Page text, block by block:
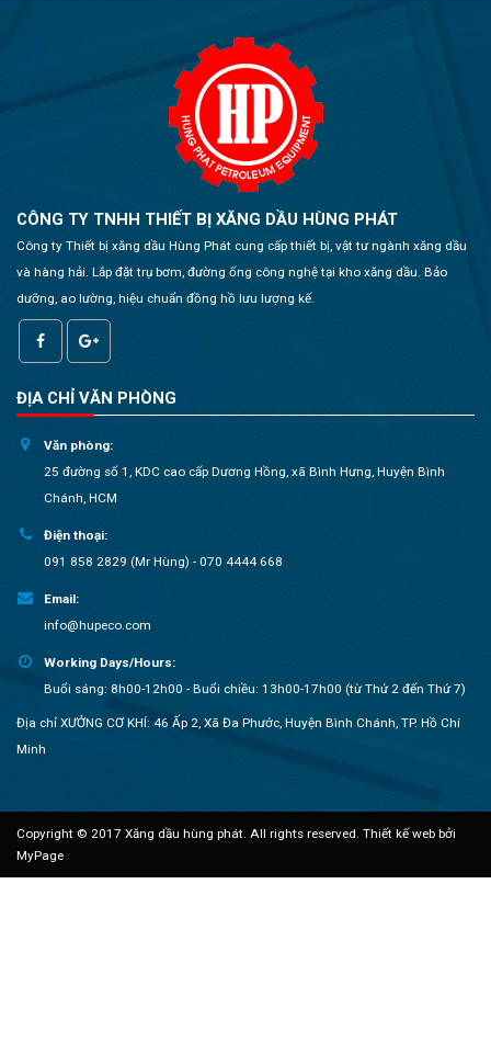
CÔNG TY TNHH THIẾT BỊ XĂNG DẦU HÙNG PHÁT
Công ty Thiết bị xăng dầu Hùng Phát cung cấp thiết bị, vật tư ngành xăng dầu
và hàng hải. Lắp đặt trụ bơm, đường ống công nghệ tại kho xăng dầu. Bảo
dưỡng, ao lường, hiệu chuẩn đồng hồ lưu lượng kế.
ĐỊA CHỈ VĂN PHÒNG
Văn phòng:
25 đường số 1, KDC cao cấp Dương Hồng, xã Bình Hưng, Huyện Bình
Chánh, HCM
Điện thoại:
091 858 2829 (Mr Hùng) - 070 4444 668
Email:
info@hupeco.com
Working Days/Hours:
Buổi sáng: 8h00-12h00 - Buổi chiều: 13h00-17h00 (từ Thứ 2 đến Thứ 7)
Địa chỉ XƯỞNG CƠ KHÍ: 46 Ấp 2, Xã Đa Phước, Huyện Bình Chánh, TP. Hồ Chí
Minh
Copyright © 2017 Xăng dầu hùng phát. All rights reserved. Thiết kế web bởi
MyPage